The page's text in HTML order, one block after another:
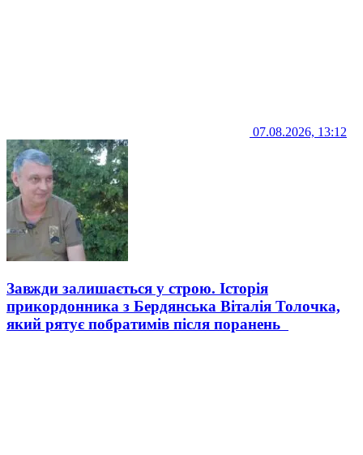
07.08.2026, 13:12
Завжди залишається у строю. Історія
прикордонника з Бердянська Віталія Толочка,
який рятує побратимів після поранень